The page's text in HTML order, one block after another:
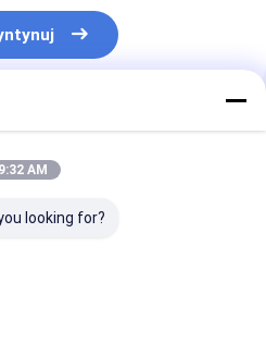
9:32 AM
looking for?